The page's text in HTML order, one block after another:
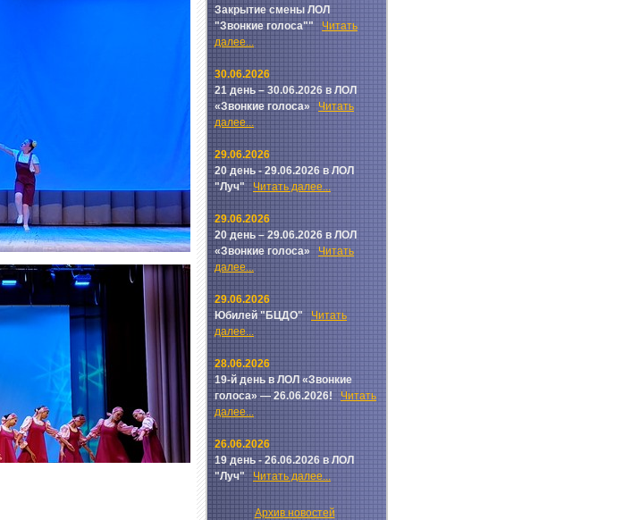
Закрытие смены ЛОЛ
"Звонкие голоса"" Читать
далее...
30.06.2026
21 день – 30.06.2026 в ЛОЛ
«Звонкие голоса»Читать
далее...
29.06.2026
20 день - 29.06.2026 в ЛОЛ
"Луч" Читать далее...
29.06.2026
20 день – 29.06.2026 в ЛОЛ
«Звонкие голоса»Читать
далее...
29.06.2026
Юбилей "БЦДО" Читать
далее...
28.06.2026
19-й день в ЛОЛ «Звонкие
голоса» — 26.06.2026! Читать
далее...
26.06.2026
19 день - 26.06.2026 в ЛОЛ
"Луч"Читать далее...
Архив новостей